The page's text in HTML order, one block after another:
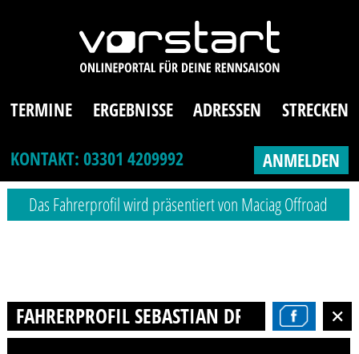
TERMINE ERGEBNISSE ADRESSEN
STRECKEN
KONTAKT: 03301 4209992
ANMELDEN
Das Fahrerprofil wird präsentiert von Maciag Offroad
FAHRERPROFIL SEBASTIAN DREHER